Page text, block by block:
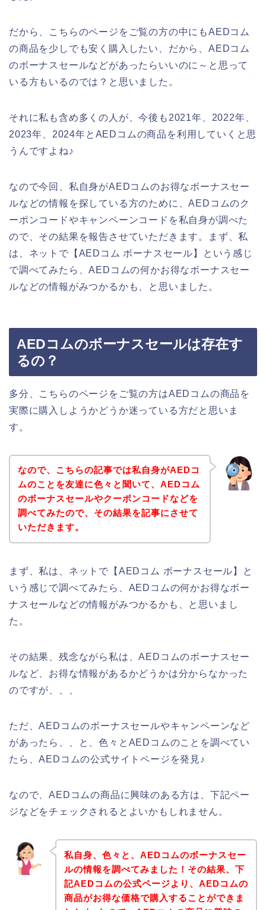
だから、こちらのページをご覧の方の中にもAEDコム
の商品を少しでも安く購入したい、だから、AEDコム
のボーナスセールなどがあったらいいのに～と思って
いる方もいるのでは？と思いました。
それに私も含め多くの人が、今後も2021年、2022年、
2023年、2024年とAEDコムの商品を利用していくと思
うんですよね♪
なので今回、私自身がAEDコムのお得なボーナスセー
ルなどの情報を探している方のために、AEDコムのク
ーポンコードやキャンペーンコードを私自身が調べた
ので、その結果を報告させていただきます。まず、私
は、ネットで【AEDコム ボーナスセール】という感じ
で調べてみたら、AEDコムの何かお得なボーナスセー
ルなどの情報がみつかるかも、と思いました。
AEDコムのボーナスセールは存在す
るの？
多分、こちらのページをご覧の方はAEDコムの商品を
実際に購入しようかどうか迷っている方だと思いま
す。
なので、こちらの記事では私自身がAEDコ
ムのことを友達に色々と聞いて、AEDコム
のボーナスセールやクーポンコードなどを
調べてみたので、その結果を記事にさせて
いただきます。
まず、私は、ネットで【AEDコム ボーナスセール】と
いう感じで調べてみたら、AEDコムの何かお得なボー
ナスセールなどの情報がみつかるかも、と思いまし
た。
その結果、残念ながら私は、AEDコムのボーナスセー
ルなど、お得な情報があるかどうかは分からなかった
のですが、、、
ただ、AEDコムのボーナスセールやキャンペーンなど
があったら、、と、色々とAEDコムのことを調べてい
たら、AEDコムの公式サイトページを発見♪
なので、AEDコムの商品に興味のある方は、下記ペー
ジなどをチェックされるとよいかもしれません。
私自身、色々と、AEDコムのボーナスセー
ルの情報を調べてみました！その結果、下
記AEDコムの公式ページより、AEDコムの
商品がお得な価格で購入することができま